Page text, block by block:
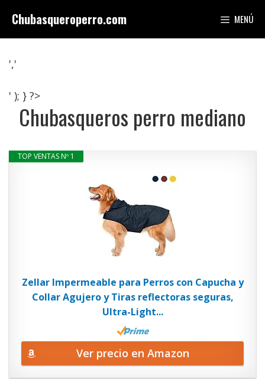
contenido
Chubasqueroperro.com MENÚ
','
' ); } ?>
Chubasqueros perro mediano
TOP VENTAS Nº 1
Zellar Impermeable para Perros con Capucha y
Collar Agujero y Tiras reflectoras seguras,
Ultra-Light...
Ver precio en Amazon